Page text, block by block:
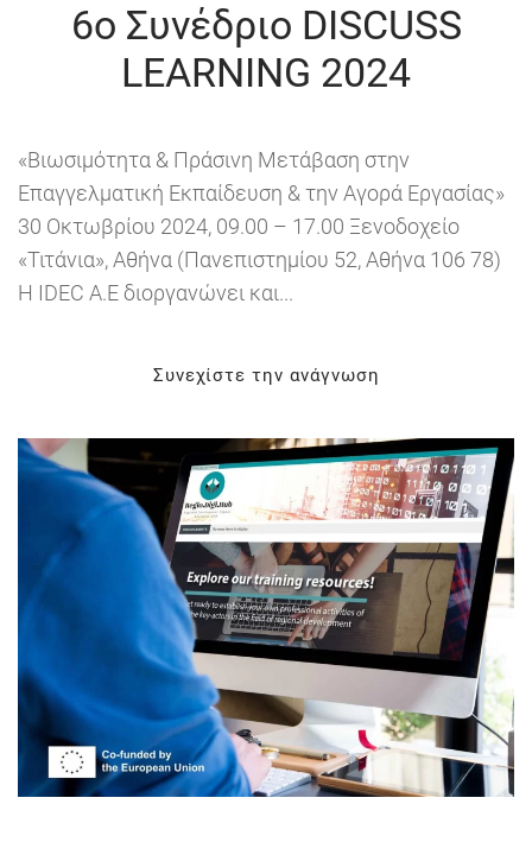
6ο Συνέδριο DISCUSS
LEARNING 2024
«Βιωσιμότητα & Πράσινη Μετάβαση στην
Επαγγελματική Εκπαίδευση & την Αγορά Εργασίας»
30 Οκτωβρίου 2024, 09.00 – 17.00 Ξενοδοχείο
«Τιτάνια», Αθήνα (Πανεπιστημίου 52, Αθήνα 106 78)
Η IDEC Α.Ε διοργανώνει και...
Συνεχίστε την ανάγνωση